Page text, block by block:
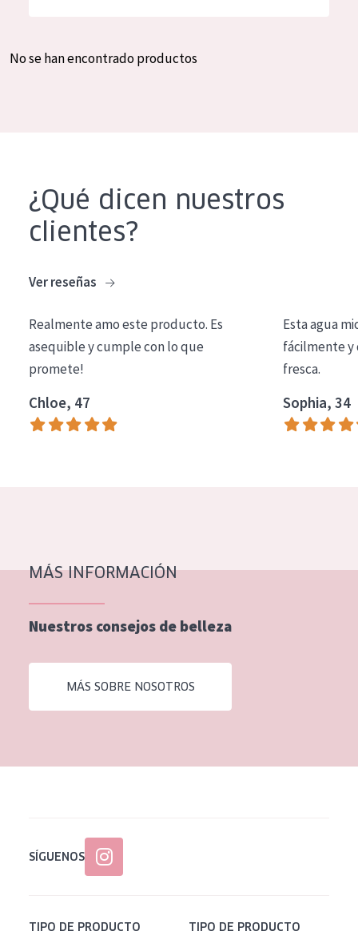
Crema de día
Crema de noche
Limpieza
COLECCIÓN
Essentials
Lift+
Piel normal y seca
Piel mixata o grasa
Piel madura
Piel expuesta al sol
Piel menopáusica
Todas las edades
Spanish
No se han encontrado productos
¿Qué dicen nuestros
clientes?
Ver reseñas
Realmente amo este producto. Es
asequible y cumple con lo que
promete!
Chloe, 47
Esta agua
fácilmente y
fresca.
Sophia, 34
MÁS INFORMACIÓN
Nuestros consejos de belleza
MÁS SOBRE NOSOTROS
SÍGUENOS
TIPO DE PRODUCTO TIPO DE PRODUCTO